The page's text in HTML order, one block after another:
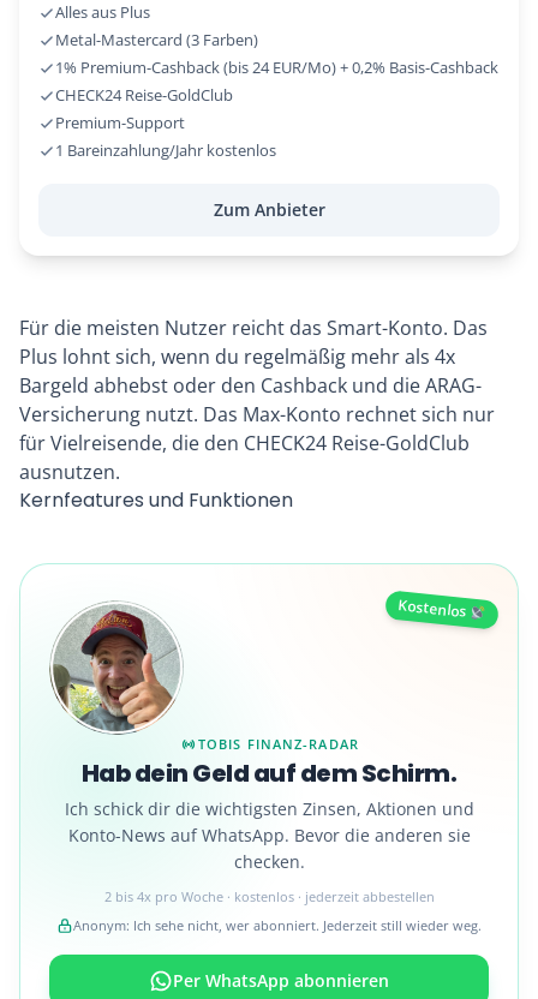
Alles aus Plus
Metal-Mastercard (3 Farben)
1% Premium-Cashback (bis 24 EUR/Mo) + 0,2% Basis-Cashback
CHECK24 Reise-GoldClub
Premium-Support
1 Bareinzahlung/Jahr kostenlos
Zum Anbieter
Für die meisten Nutzer reicht das Smart-Konto. Das
Plus lohnt sich, wenn du regelmäßig mehr als 4x
Bargeld abhebst oder den Cashback und die ARAG-
Versicherung nutzt. Das Max-Konto rechnet sich nur
für Vielreisende, die den CHECK24 Reise-GoldClub
ausnutzen.
Kernfeatures und Funktionen
Kostenlos
TOBIS FINANZ-RADAR
Hab dein Geld auf dem Schirm.
Ich schick dir die wichtigsten Zinsen, Aktionen und
Konto-News auf WhatsApp. Bevor die anderen sie
checken.
2 bis 4x pro Woche · kostenlos · jederzeit abbestellen
Anonym: Ich sehe nicht, wer abonniert. Jederzeit still wieder weg.
Per WhatsApp abonnieren